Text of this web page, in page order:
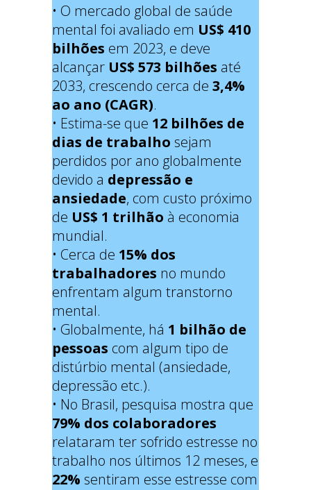
• O mercado global de saúde
mental foi avaliado em US$ 410
bilhões em 2023, e deve
alcançar US$ 573 bilhões até
2033, crescendo cerca de 3,4%
ao ano (CAGR).
• Estima-se que 12 bilhões de
dias de trabalho sejam
perdidos por ano globalmente
devido a depressão e
ansiedade, com custo próximo
de US$ 1 trilhão à economia
mundial.
• Cerca de 15% dos
trabalhadores no mundo
enfrentam algum transtorno
mental.
• Globalmente, há 1 bilhão de
pessoas com algum tipo de
distúrbio mental (ansiedade,
depressão etc.).
• No Brasil, pesquisa mostra que
79% dos colaboradores
relataram ter sofrido estresse no
trabalho nos últimos 12 meses, e
22% sentiram esse estresse com